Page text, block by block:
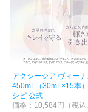
アクシージア ヴィー
450mL（30mL×15本
シピ 公式
価格：10,584円（税込